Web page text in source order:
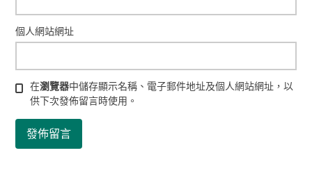
個人網站網址
在瀏覽器中儲存顯示名稱、電子郵件地址及個人網站網址，以
供下次發佈留言時使用。